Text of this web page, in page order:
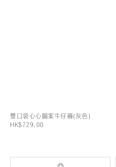
雙口袋心心圖案牛仔褲(灰色)
HK$729.00